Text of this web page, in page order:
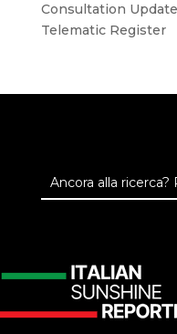
Consultation
Telematic Register